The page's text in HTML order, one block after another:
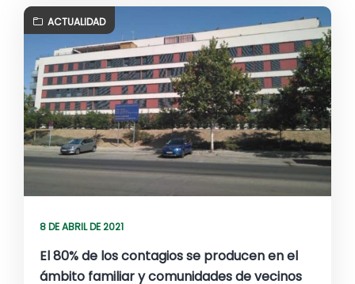
ACTUALIDAD
8 DE ABRIL DE 2021
El 80% de los contagios se producen en el
ámbito familiar y comunidades de vecinos